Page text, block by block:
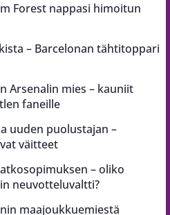
Forest nappasi himoitun
– Barcelonan tähtitoppari
Arsenalin mies – kauniit
faneille
uuden puolustajan –
väitteet
– oliko
neuvotteluvaltti?
maajoukkuemiestä